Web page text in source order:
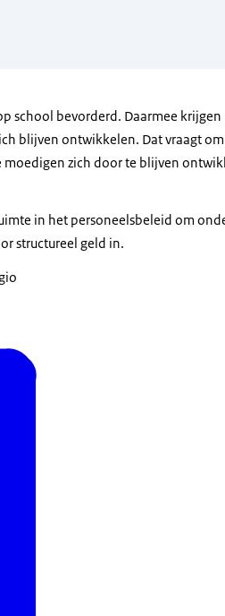
school bevorderd. Daarmee
blijven ontwikkelen. Dat vraagt om
zich door te blijven
in het personeelsbeleid om
structureel geld in.